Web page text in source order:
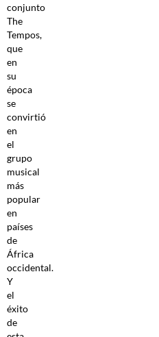
conjunto
The
Tempos,
que
en
su
época
se
convirtió
en
el
grupo
musical
más
popular
en
países
de
África
occidental.
Y
el
éxito
de